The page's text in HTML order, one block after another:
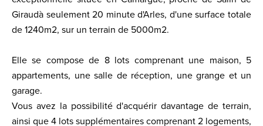
Giraudà seulement 20 minute d'Arles, d'une surface totale
de 1240m2, sur un terrain de 5000m2.
Elle se compose de 8 lots comprenant une maison, 5
appartements, une salle de réception, une grange et un
garage.
Vous avez la possibilité d'acquérir davantage de terrain,
ainsi que 4 lots supplémentaires comprenant 2 logements,